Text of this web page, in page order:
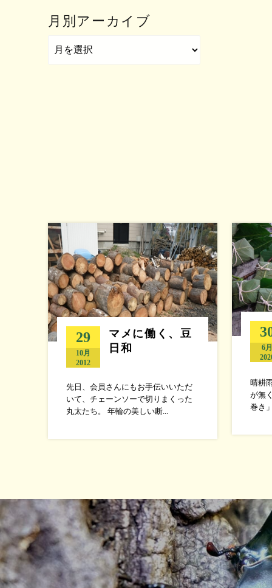
月別アーカイブ
29
10月
2012
マメに働く、豆
日和
先日、会員さんにもお手伝いいただ
いて、チェーンソーで切りまくった
丸太たち。 年輪の美しい断...
6月
晴耕
が無
巻き